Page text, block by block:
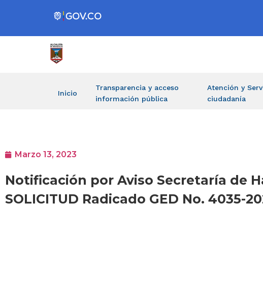
Inicio
Transparencia y acceso
información pública
Atención y
ciudadanía
Marzo 13, 2023
Notificación por Aviso Secretaría de
SOLICITUD Radicado GED No. 4035-